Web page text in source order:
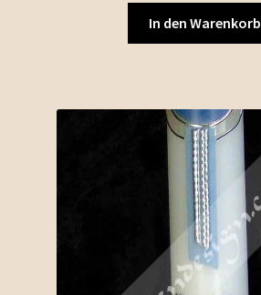
In den Warenkorb